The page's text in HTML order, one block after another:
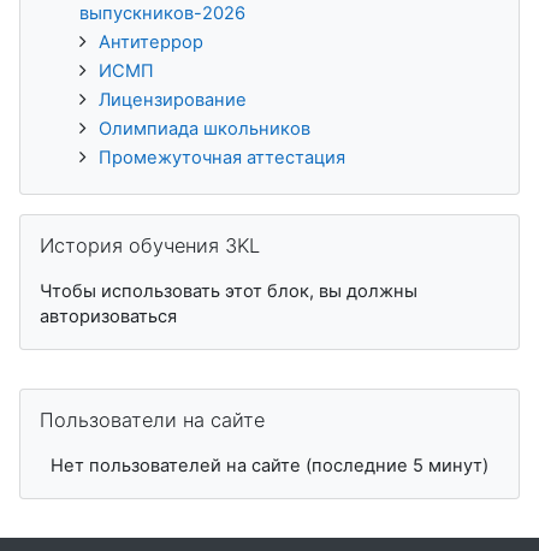
выпускников-2026
Антитеррор
ИСМП
Лицензирование
Олимпиада школьников
Промежуточная аттестация
История обучения 3KL
Чтобы использовать этот блок, вы должны
авторизоваться
Пользователи на сайте
Нет пользователей на сайте (последние 5 минут)